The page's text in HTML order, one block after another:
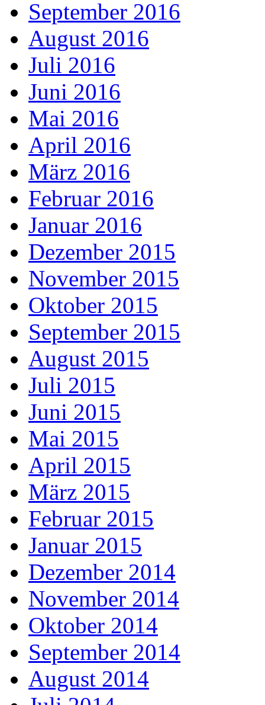
September 2016
August 2016
Juli 2016
Juni 2016
Mai 2016
April 2016
März 2016
Februar 2016
Januar 2016
Dezember 2015
November 2015
Oktober 2015
September 2015
August 2015
Juli 2015
Juni 2015
Mai 2015
April 2015
März 2015
Februar 2015
Januar 2015
Dezember 2014
November 2014
Oktober 2014
September 2014
August 2014